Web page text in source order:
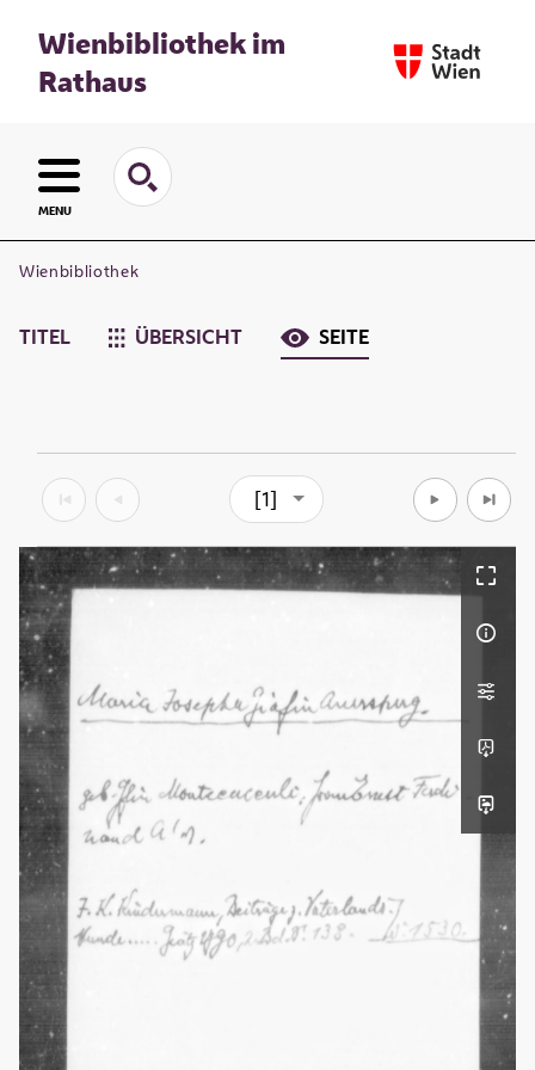
Wienbibliothek im
Rathaus
MENU
Wienbibliothek
TITEL ÜBERSICHT SEITE
[1]